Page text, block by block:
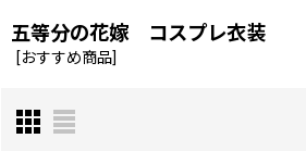
五等分の花嫁 コスプレ衣装
[おすすめ商品]